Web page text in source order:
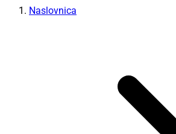
Naslovnica